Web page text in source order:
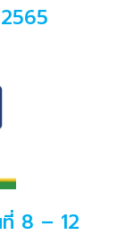
8 – 12